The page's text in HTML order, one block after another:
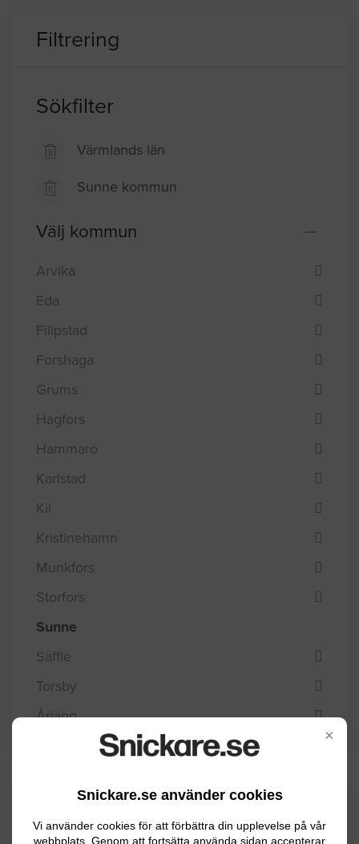
×
Snickare.se använder cookies
Vi använder cookies för att förbättra din upplevelse på vår
webbplats. Genom att fortsätta använda sidan accepterar
Filtrering
Sökfilter
Värmlands län
Sunne kommun
Välj kommun
Arvika
Eda
Filipstad
Forshaga
Grums
Hagfors
Hammarö
Karlstad
Kil
Kristinehamn
Munkfors
Storfors
Sunne
Säffle
Torsby
Årjäng